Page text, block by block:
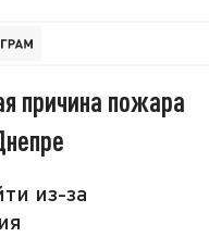
причина пожара
из-за